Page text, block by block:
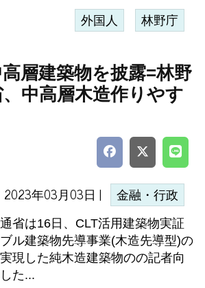
外国人 林野庁
層建築物を披露=林野
中高層木造作りやす
2023年03月03日 | 金融・行政
省は16日、CLT活用建築物実証
ル建築物先導事業(木造先導型)の
現した純木造建築物のの記者向
た...